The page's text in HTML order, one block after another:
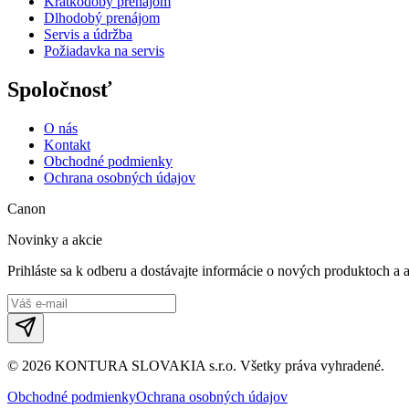
Dlhodobý prenájom
Servis a údržba
Požiadavka na servis
Spoločnosť
O nás
Kontakt
Obchodné podmienky
Ochrana osobných údajov
Canon
Novinky a akcie
Prihláste sa k odberu a dostávajte informácie o nových produktoch a
© 2026 KONTURA SLOVAKIA s.r.o. Všetky práva vyhradené.
Obchodné podmienkyOchrana osobných údajov